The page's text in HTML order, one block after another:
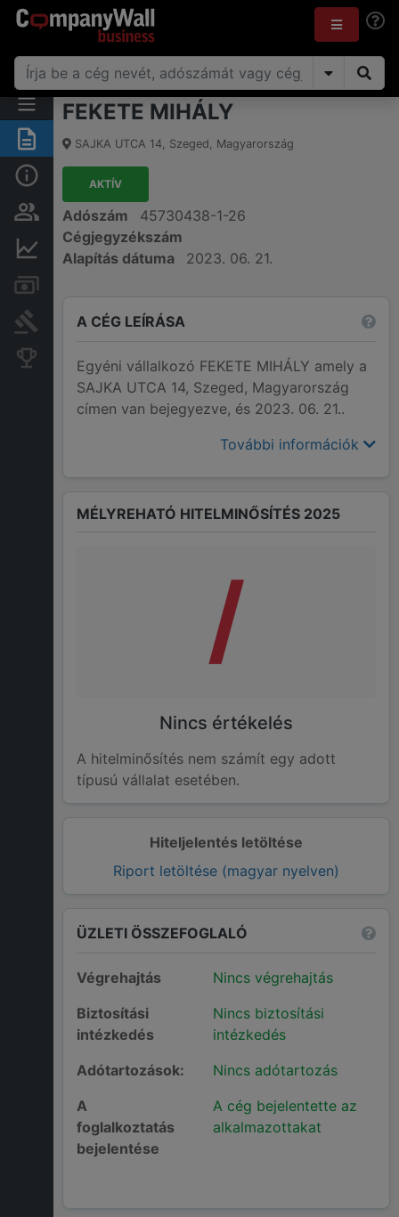
Összegzés
Alap információk
Személyek és tulajdonjog
Pénzügyi információk
Bírósági eljárások
Konkurens cégek
FEKETE MIHÁLY
SAJKA UTCA 14, Szeged, Magyarország
AKTÍV
Adószám
45730438-1-26
Cégjegyzékszám
Alapítás dátuma
2023. 06. 21.
A CÉG LEÍRÁSA
Egyéni vállalkozó FEKETE MIHÁLY amely a
SAJKA UTCA 14, Szeged, Magyarország
címen van bejegyezve, és 2023. 06. 21..
További információk
Hiteljelentés letöltése
Riport letöltése (magyar nyelven)
MÉLYREHATÓ HITELMINŐSÍTÉS 2025
/
Nincs értékelés
A hitelminősítés nem számít egy adott
típusú vállalat esetében.
ÜZLETI ÖSSZEFOGLALÓ
Végrehajtás
Nincs végrehajtás
Biztosítási
intézkedés
Nincs biztosítási
intézkedés
Adótartozások:
Nincs adótartozás
A
foglalkoztatás
bejelentése
A cég bejelentette az
alkalmazottakat